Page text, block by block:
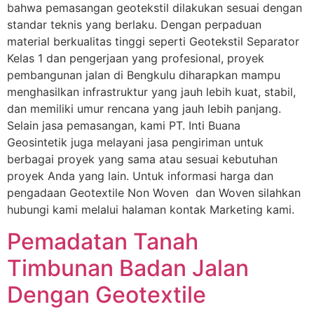
bahwa pemasangan geotekstil dilakukan sesuai dengan
standar teknis yang berlaku. Dengan perpaduan
material berkualitas tinggi seperti Geotekstil Separator
Kelas 1 dan pengerjaan yang profesional, proyek
pembangunan jalan di Bengkulu diharapkan mampu
menghasilkan infrastruktur yang jauh lebih kuat, stabil,
dan memiliki umur rencana yang jauh lebih panjang.
Selain jasa pemasangan, kami PT. Inti Buana
Geosintetik juga melayani jasa pengiriman untuk
berbagai proyek yang sama atau sesuai kebutuhan
proyek Anda yang lain. Untuk informasi harga dan
pengadaan Geotextile Non Woven dan Woven silahkan
hubungi kami melalui halaman kontak Marketing kami.
Pemadatan Tanah
Timbunan Badan Jalan
Dengan Geotextile